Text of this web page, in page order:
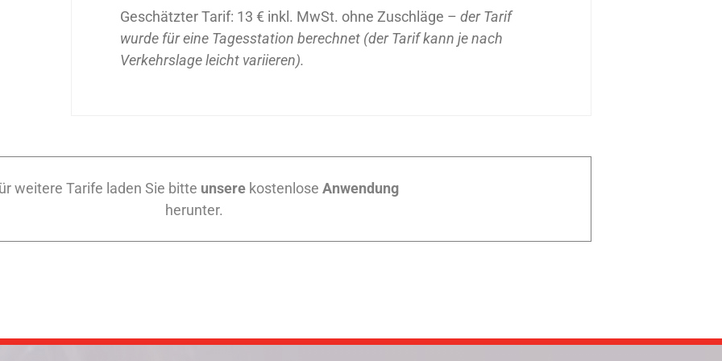
Geschätzter Tarif: 13 € inkl. MwSt. ohne Zuschläge –der Tarif
wurde für eine Tagesstation berechnet (der Tarif kann je nach
Verkehrslage leicht variieren).
weitere Tarife laden Sie bitte unserekostenlose Anwendung
herunter.